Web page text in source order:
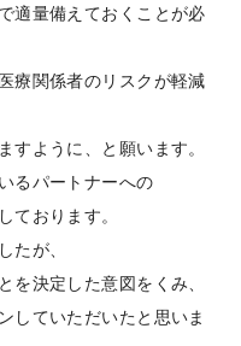
適量備えておくことが必
療関係者のリスクが軽減
すように、と願います。
るパートナーへの
ております。
たが、
を決定した意図をくみ、
していただいたと思いま